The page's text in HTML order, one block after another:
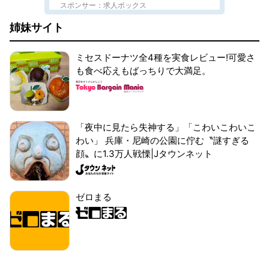
スポンサー：求人ボックス
姉妹サイト
ミセスドーナツ全4種を実食レビュー!可愛さ
も食べ応えもばっちりで大満足。
「夜中に見たら失神する」「こわいこわいこ
わい」 兵庫・尼崎の公園に佇む〝謎すぎる
顔〟に1.3万人戦慄|Jタウンネット
ゼロまる